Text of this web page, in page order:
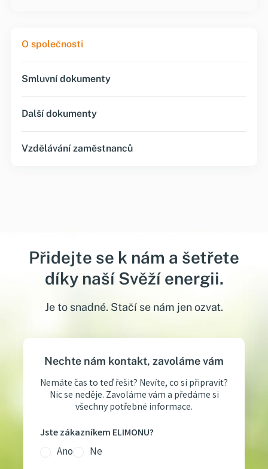
O společnosti
Smluvní dokumenty
Další dokumenty
Vzdělávání zaměstnanců
Přidejte se k nám a šetřete
díky naší Svěží energii.
Je to snadné. Stačí se nám jen ozvat.
Nechte nám kontakt, zavoláme vám
Nemáte čas to teď řešit? Nevíte, co si připravit?
Nic se neděje. Zavoláme vám a předáme si
všechny potřebné informace.
Jste zákazníkem ELIMONU?
Ano Ne